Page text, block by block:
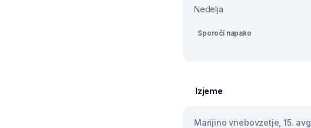
Nedelja
Sporoči napako
Izjeme
Marijino vnebovzetje, 15. avg